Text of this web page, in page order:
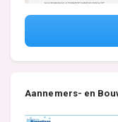
Aannemers- en